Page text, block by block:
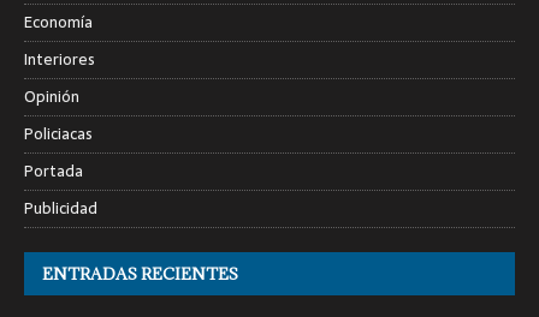
Economía
Interiores
Opinión
Policiacas
Portada
Publicidad
ENTRADAS RECIENTES